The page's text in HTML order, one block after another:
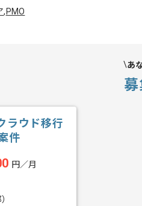
, PMO
あ
ラウド移行
件
円／月